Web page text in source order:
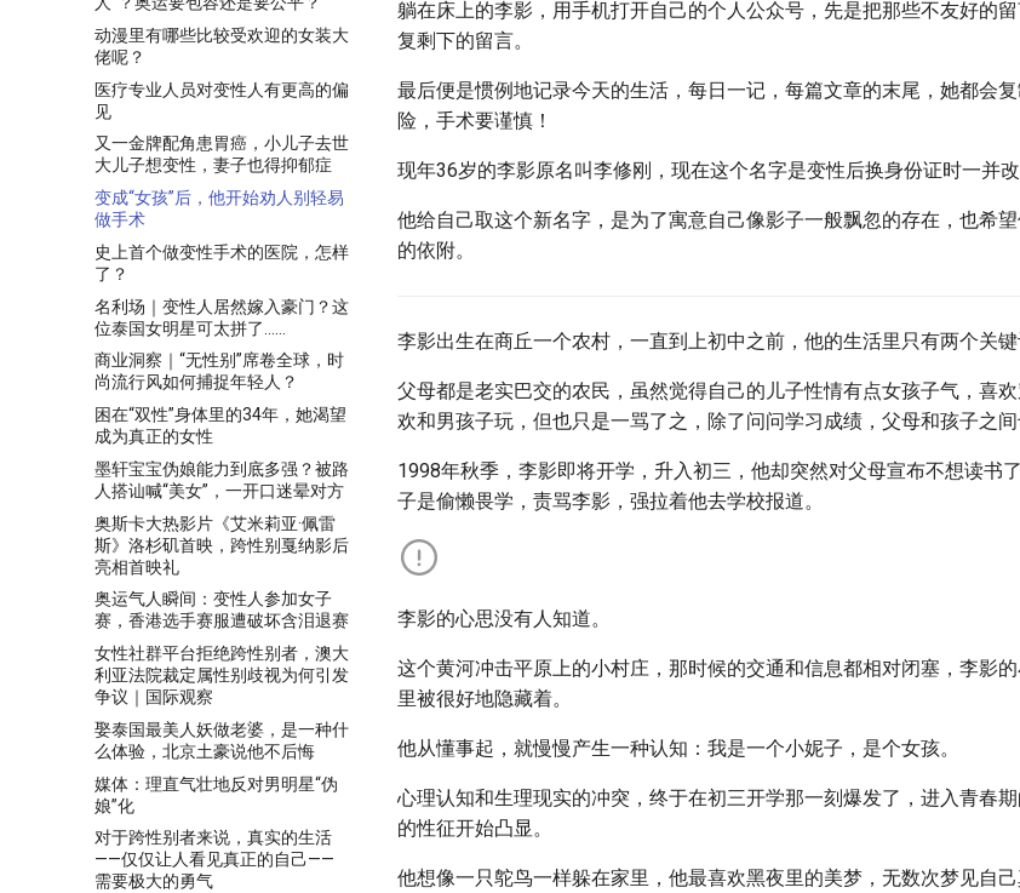
动漫里有哪些比较受欢迎的女装大
佬呢？
医疗专业人员对变性人有更高的偏
见
又一金牌配角患胃癌，小儿子去世
大儿子想变性，妻子也得抑郁症
变成“女孩”后，他开始劝人别轻易
做手术
史上首个做变性手术的医院，怎样
了？
名利场｜变性人居然嫁入豪门？这
位泰国女明星可太拼了……
商业洞察｜“无性别”席卷全球，时
尚流行风如何捕捉年轻人？
困在“双性”身体里的34年，她渴望
成为真正的女性
墨轩宝宝伪娘能力到底多强？被路
人搭讪喊“美女”，一开口迷晕对方
奥斯卡大热影片《艾米莉亚·佩雷
斯》洛杉矶首映，跨性别戛纳影后
亮相首映礼
奥运气人瞬间：变性人参加女子
赛，香港选手赛服遭破坏含泪退赛
女性社群平台拒绝跨性别者，澳大
利亚法院裁定属性别歧视为何引发
争议｜国际观察
娶泰国最美人妖做老婆，是一种什
么体验，北京土豪说他不后悔
媒体：理直气壮地反对男明星“伪
娘”化
对于跨性别者来说，真实的生活
——仅仅让人看见真正的自己——
需要极大的勇气
躺在床上的李影，用手机打开自己的个人公众号，先是把那些不友好的
复剩下的留言。
最后便是惯例地记录今天的生活，每日一记，每篇文章的末尾，她都会
险，手术要谨慎！
现年36岁的李影原名叫李修刚，现在这个名字是变性后换身份证时一并改
他给自己取这个新名字，是为了寓意自己像影子一般飘忽的存在，也希
的依附。
李影出生在商丘一个农村，一直到上初中之前，他的生活里只有两个关键
父母都是老实巴交的农民，虽然觉得自己的儿子性情有点女孩子气，喜
欢和男孩子玩，但也只是一骂了之，除了问问学习成绩，父母和孩子之间
1998年秋季，李影即将开学，升入初三，他却突然对父母宣布不想读书
子是偷懒畏学，责骂李影，强拉着他去学校报道。
李影的心思没有人知道。
这个黄河冲击平原上的小村庄，那时候的交通和信息都相对闭塞，李影
里被很好地隐藏着。
他从懂事起，就慢慢产生一种认知：我是一个小妮子，是个女孩。
心理认知和生理现实的冲突，终于在初三开学那一刻爆发了，进入青春
的性征开始凸显。
他想像一只鸵鸟一样躲在家里，他最喜欢黑夜里的美梦，无数次梦见自